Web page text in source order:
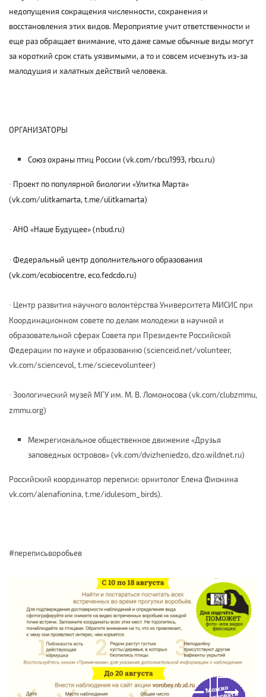
недопущения сокращения численности, сохранения и
восстановления этих видов. Мероприятие учит ответственности и
еще раз обращает внимание, что даже самые обычные виды могут
за короткий срок стать уязвимыми, а то и совсем исчезнуть из-за
малодушия и халатных действий человека.
ОРГАНИЗАТОРЫ
Союз охраны птиц России (vk.com/rbcu1993, rbcu.ru)
· Проект по популярной биологии «Улитка Марта»
(vk.com/ulitkamarta, t.me/ulitkamarta)
· АНО «Наше Будущее» (nbud.ru)
· Федеральный центр дополнительного образования
(vk.com/ecobiocentre, eco.fedcdo.ru)
· Центр развития научного волонтёрства Университета МИСИС при
Координационном совете по делам молодежи в научной и
образовательной сферах Совета при Президенте Российской
Федерации по науке и образованию(scienceid.net/volunteer,
vk.com/sciencevol, t.me/sciecevolunteer)
· Зоологический музей МГУ им. М. В. Ломоносова (vk.com/clubzmmu,
zmmu.org)
Межрегиональное общественное движение «Друзья
заповедных островов» (vk.com/dvizheniedzo, dzo.wildnet.ru)
Российский координатор переписи: орнитолог Елена Фионина
vk.com/alenafionina, t.me/idulesom_birds).
#переписьворобьев